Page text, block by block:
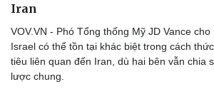
Iran
VOV.VN - Phó Tổng thống Mỹ JD Vance
Israel có thể tồn tại khác biệt trong cách
tiêu liên quan đến Iran, dù hai bên vẫn chia
lược chung.